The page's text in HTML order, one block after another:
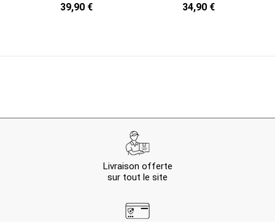
39,90 € 34,90 €
Livraison offerte
sur tout le site